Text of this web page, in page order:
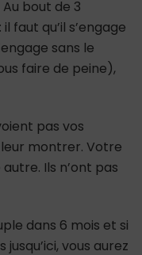
bout de 3
faut qu’il s’engage
sans le
faire de peine),
pas vos
leur montrer. Votre
Ils n’ont pas
dans 6 mois et si
vous aurez